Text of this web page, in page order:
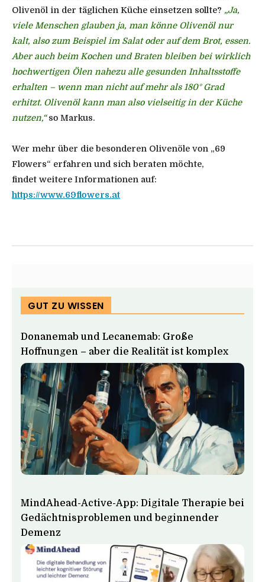
Olivenöl in der täglichen Küche einsetzen sollte? „Ja,
viele Menschen glauben ja, man könne Olivenöl nur
kalt, also zum Beispiel im Salat oder auf dem Brot, essen.
Aber auch beim Kochen und Braten bleiben bei wirklich
hochwertigen Ölen nahezu alle gesunden Inhaltsstoffe
erhalten – wenn man nicht auf mehr als 180° Grad
erhitzt. Olivenöl kann man also vielseitig in der Küche
nutzen,“so Markus.
Wer mehr über die besonderen Olivenöle von „69
Flowers“ erfahren und sich beraten möchte,
findet weitere Informationen auf:
https://www.69flowers.at
GUT ZU WISSEN
Donanemab und Lecanemab: Große
Hoffnungen – aber die Realität ist komplex
MindAhead-Active-App: Digitale Therapie bei
Gedächtnisproblemen und beginnender
Demenz